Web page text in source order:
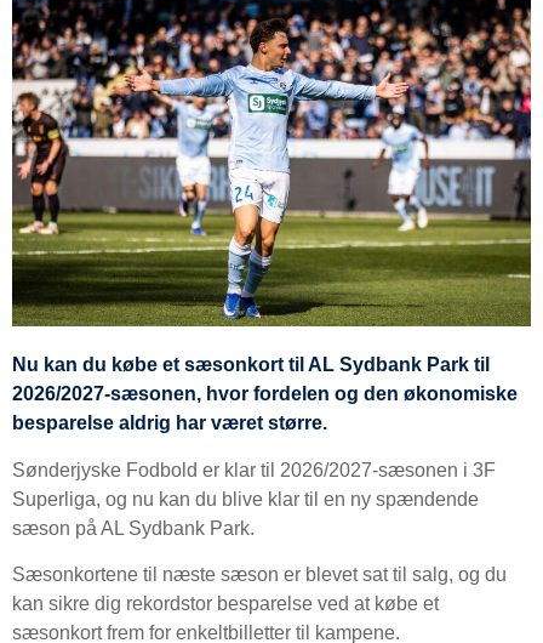
Nu kan du købe et sæsonkort til AL Sydbank Park til
2026/2027-sæsonen, hvor fordelen og den økonomiske
besparelse aldrig har været større.
Sønderjyske Fodbold er klar til 2026/2027-sæsonen i 3F
Superliga, og nu kan du blive klar til en ny spændende
sæson på AL Sydbank Park.
Sæsonkortene til næste sæson er blevet sat til salg, og du
kan sikre dig rekordstor besparelse ved at købe et
sæsonkort frem for enkeltbilletter til kampene.